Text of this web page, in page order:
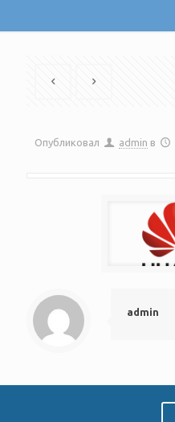
Опубликовал admin в
admin